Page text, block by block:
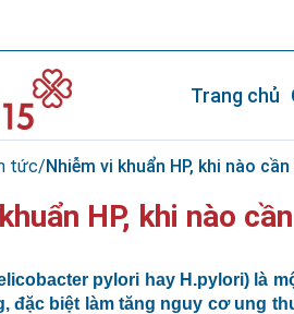
Trang chủ
tức/Nhiễm vi khuẩn HP, khi nào
HP, khi nào
pylori hay H.pylori) là
đặc biệt làm tăng nguy cơ ung